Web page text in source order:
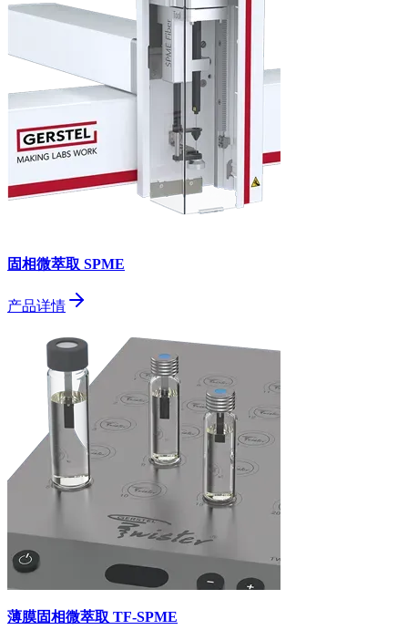
固相微萃取 SPME
产品详情
薄膜固相微萃取 TF-SPME